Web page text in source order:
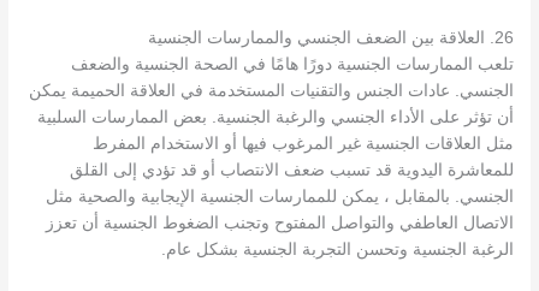
26. العلاقة بين الضعف الجنسي والممارسات الجنسية
تلعب الممارسات الجنسية دورًا هامًا في الصحة الجنسية والضعف
الجنسي. عادات الجنس والتقنيات المستخدمة في العلاقة الحميمة يمكن
أن تؤثر على الأداء الجنسي والرغبة الجنسية. بعض الممارسات السلبية
مثل العلاقات الجنسية غير المرغوب فيها أو الاستخدام المفرط
للمعاشرة اليدوية قد تسبب ضعف الانتصاب أو قد تؤدي إلى القلق
الجنسي. بالمقابل ، يمكن للممارسات الجنسية الإيجابية والصحية مثل
الاتصال العاطفي والتواصل المفتوح وتجنب الضغوط الجنسية أن تعزز
الرغبة الجنسية وتحسن التجربة الجنسية بشكل عام.